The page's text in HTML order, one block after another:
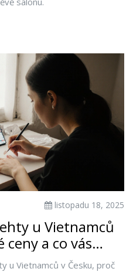
listopadu 18, 2025
u Vietnamců
ceny a co vás
u Vietnamců v Česku, proč